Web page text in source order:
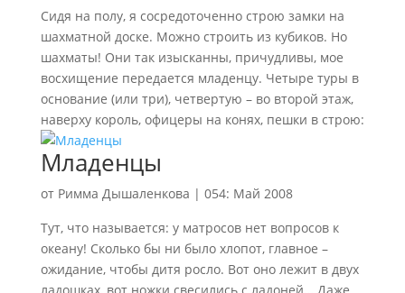
Сидя на полу, я сосредоточенно строю замки на
шахматной доске. Можно строить из кубиков. Но
шахматы! Они так изысканны, причудливы, мое
восхищение передается младенцу. Четыре туры в
основание (или три), четвертую – во второй этаж,
наверху король, офицеры на конях, пешки в строю:
Младенцы
от Римма Дышаленкова | 054: Май 2008
Тут, что называется: у матросов нет вопросов к
океану! Сколько бы ни было хлопот, главное –
ожидание, чтобы дитя росло. Вот оно лежит в двух